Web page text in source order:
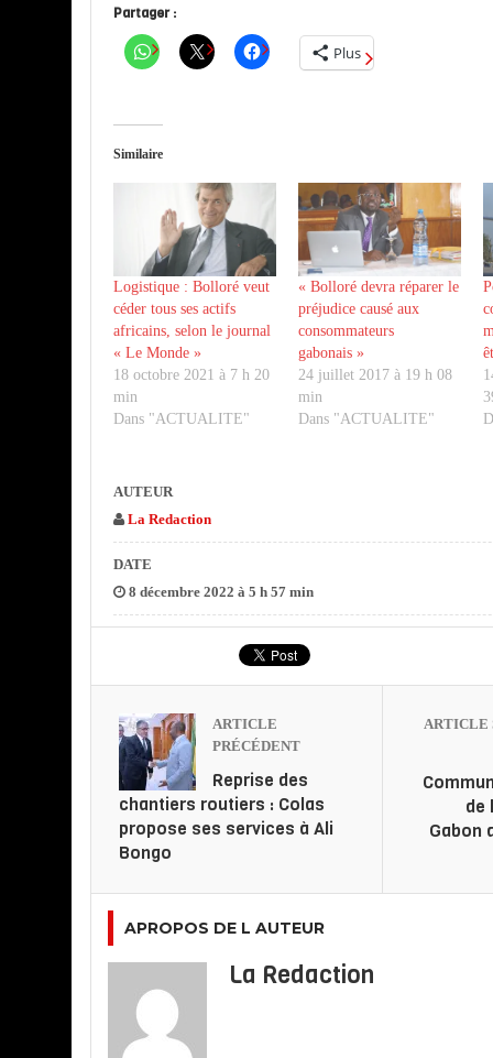
Partager :
Plus
Similaire
Logistique : Bolloré veut
céder tous ses actifs
africains, selon le journal
« Le Monde »
18 octobre 2021 à 7 h 20
min
Dans "ACTUALITE"
« Bolloré devra réparer le
préjudice causé aux
consommateurs
gabonais »
24 juillet 2017 à 19 h 08
min
Dans "ACTUALITE"
AUTEUR
La Redaction
DATE
8 décembre 2022 à 5 h 57 min
ARTICLE
PRÉCÉDENT
Reprise des
chantiers routiers : Colas
propose ses services à Ali
Bongo
ARTICLE
de
Gabon
APROPOS DE L AUTEUR
La Redaction